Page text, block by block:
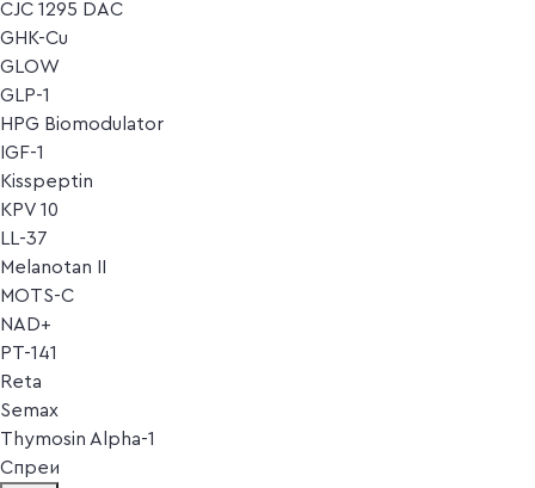
CJC 1295 DAC
GHK-Cu
GLOW
GLP-1
HPG Biomodulator
IGF-1
Kisspeptin
KPV 10
LL-37
Melanotan II
MOTS-C
NAD+
PT-141
Reta
Semax
Thymosin Alpha-1
Спреи